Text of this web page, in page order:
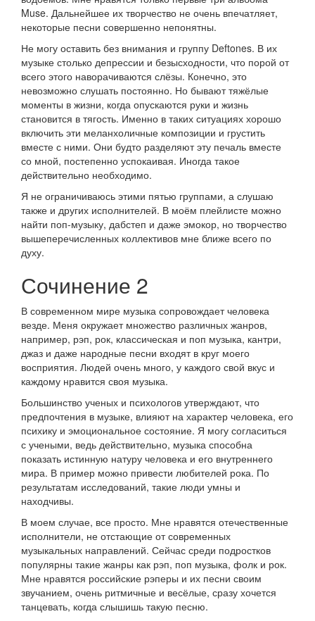
Muse. Дальнейшее их творчество не очень впечатляет,
некоторые песни совершенно непонятны.
Не могу оставить без внимания и группу Deftones. В их
музыке столько депрессии и безысходности, что порой от
всего этого наворачиваются слёзы. Конечно, это
невозможно слушать постоянно. Но бывают тяжёлые
моменты в жизни, когда опускаются руки и жизнь
становится в тягость. Именно в таких ситуациях хорошо
включить эти меланхоличные композиции и грустить
вместе с ними. Они будто разделяют эту печаль вместе
со мной, постепенно успокаивая. Иногда такое
действительно необходимо.
Я не ограничиваюсь этими пятью группами, а слушаю
также и других исполнителей. В моём плейлисте можно
найти поп-музыку, дабстеп и даже эмокор, но творчество
вышеперечисленных коллективов мне ближе всего по
духу.
Сочинение 2
В современном мире музыка сопровождает человека
везде. Меня окружает множество различных жанров,
например, рэп, рок, классическая и поп музыка, кантри,
джаз и даже народные песни входят в круг моего
восприятия. Людей очень много, у каждого свой вкус и
каждому нравится своя музыка.
Большинство ученых и психологов утверждают, что
предпочтения в музыке, влияют на характер человека, его
психику и эмоциональное состояние. Я могу согласиться
с учеными, ведь действительно, музыка способна
показать истинную натуру человека и его внутреннего
мира. В пример можно привести любителей рока. По
результатам исследований, такие люди умны и
находчивы.
В моем случае, все просто. Мне нравятся отечественные
исполнители, не отстающие от современных
музыкальных направлений. Сейчас среди подростков
популярны такие жанры как рэп, поп музыка, фолк и рок.
Мне нравятся российские рэперы и их песни своим
звучанием, очень ритмичные и весёлые, сразу хочется
танцевать, когда слышишь такую песню.